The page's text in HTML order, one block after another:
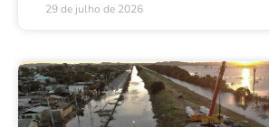
29 de julho de 2026